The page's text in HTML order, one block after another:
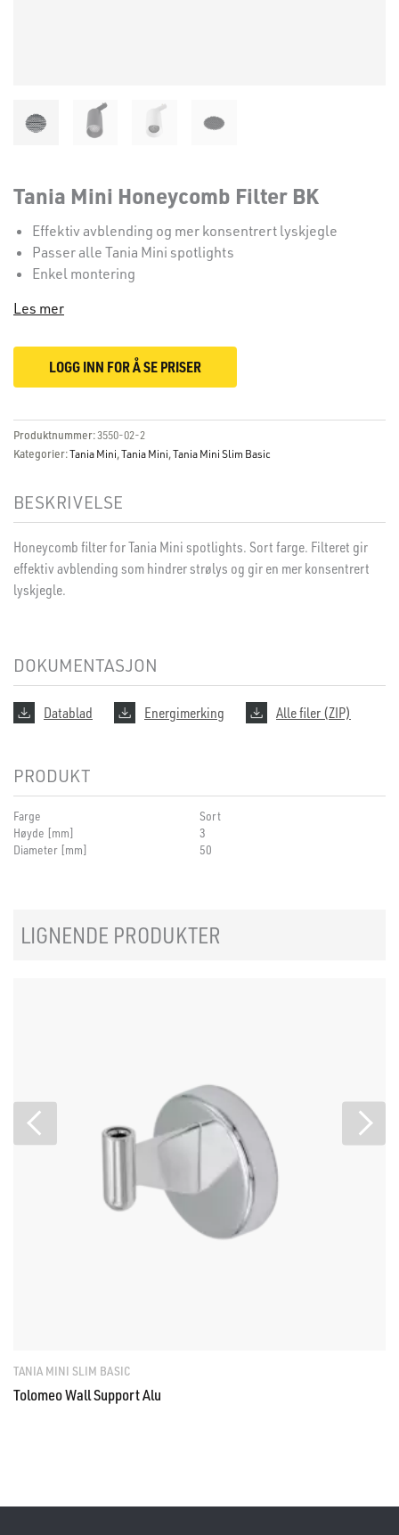
Tania Mini Honeycomb Filter BK
Effektiv avblending og mer konsentrert lyskjegle
Passer alle Tania Mini spotlights
Enkel montering
Les mer
LOGG INN FOR Å SE PRISER
Produktnummer:3550-02-2
Kategorier:Tania Mini, Tania Mini, Tania Mini Slim Basic
BESKRIVELSE
Honeycomb filter for Tania Mini spotlights. Sort farge. Filteret gir
effektiv avblending som hindrer strølys og gir en mer konsentrert
lyskjegle.
DOKUMENTASJON
Datablad Energimerking Alle filer (ZIP)
PRODUKT
Farge
Sort
Høyde [mm]
3
Diameter [mm]
50
LIGNENDE PRODUKTER
TANIA MINI SLIM BASIC
Tolomeo Wall Support Alu